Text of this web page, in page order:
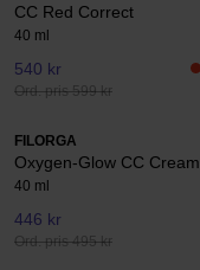
CC Red Correct
40 ml
540 kr
Ord. pris 599 kr
FILORGA
Oxygen-Glow CC Cream
40 ml
446 kr
Ord. pris 495 kr